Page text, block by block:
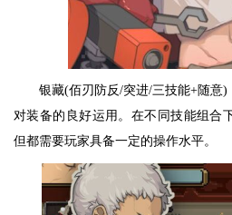
银藏(佰刃防反/突进/三技能+随意
对装备的良好运用。在不同技能组合
但都需要玩家具备一定的操作水平。